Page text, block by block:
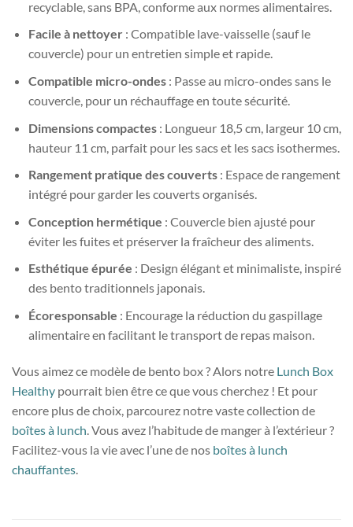
recyclable, sans BPA, conforme aux normes alimentaires.
Facile à nettoyer: Compatible lave-vaisselle (sauf le
couvercle) pour un entretien simple et rapide.
Compatible micro-ondes: Passe au micro-ondes sans le
couvercle, pour un réchauffage en toute sécurité.
Dimensions compactes: Longueur 18,5 cm, largeur 10 cm,
hauteur 11 cm, parfait pour les sacs et les sacs isothermes.
Rangement pratique des couverts: Espace de rangement
intégré pour garder les couverts organisés.
Conception hermétique : Couvercle bien ajusté pour
éviter les fuites et préserver la fraîcheur des aliments.
Esthétique épurée : Design élégant et minimaliste, inspiré
des bento traditionnels japonais.
Écoresponsable : Encourage la réduction du gaspillage
alimentaire en facilitant le transport de repas maison.
Vous aimez ce modèle de bento box ? Alors notre Lunch Box
Healthy pourrait bien être ce que vous cherchez ! Et pour
encore plus de choix, parcourez notre vaste collection de
boîtes à lunch. Vous avez l’habitude de manger à l’extérieur ?
Facilitez-vous la vie avec l’une de nos boîtes à lunch
chauffantes.